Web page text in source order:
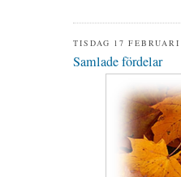
TISDAG 17
Samlade fördelar